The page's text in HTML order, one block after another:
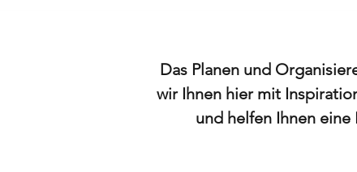
Das Planen und
wir Ihnen hier mit
und helfen Ihnen